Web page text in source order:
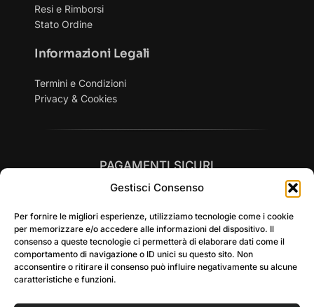
Gestisci Consenso
Per fornire le migliori esperienze, utilizziamo tecnologie come i cookie
per memorizzare e/o accedere alle informazioni del dispositivo. Il
consenso a queste tecnologie ci permetterà di elaborare dati come il
comportamento di navigazione o ID unici su questo sito. Non
acconsentire o ritirare il consenso può influire negativamente su alcune
caratteristiche e funzioni.
Resi e Rimborsi
Stato Ordine
Informazioni Legali
Termini e Condizioni
Privacy & Cookies
PAGAMENTI SICURI
SPEDIZIONI RAPIDE in tutta Italia